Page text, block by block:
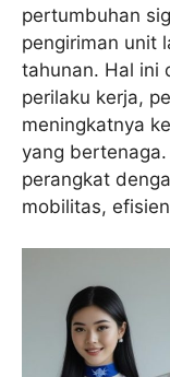
pertumbuhan
pengiriman unit
tahunan. Hal ini
perilaku kerja,
meningkatnya
yang
perangkat
mobilitas,